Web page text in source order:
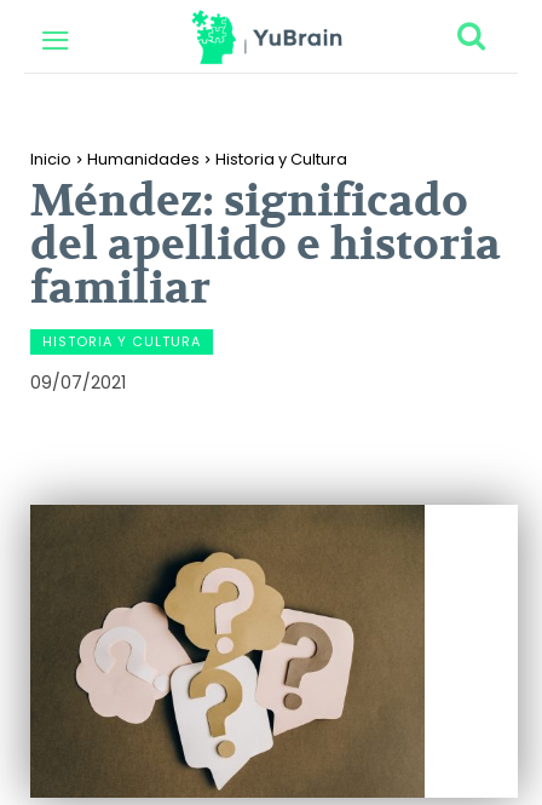
Inicio Humanidades Historia y Cultura
Méndez: significado
del apellido e historia
familiar
HISTORIA Y CULTURA
09/07/2021